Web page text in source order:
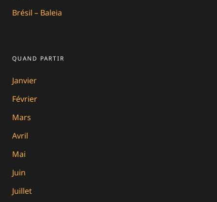
Brésil – Baleia
QUAND PARTIR
Janvier
Février
Mars
Avril
Mai
Juin
Juillet